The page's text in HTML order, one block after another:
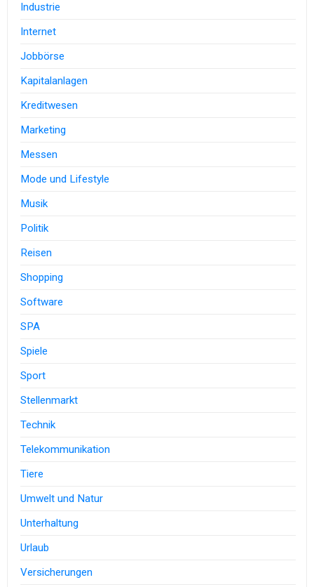
Industrie
Internet
Jobbörse
Kapitalanlagen
Kreditwesen
Marketing
Messen
Mode und Lifestyle
Musik
Politik
Reisen
Shopping
Software
SPA
Spiele
Sport
Stellenmarkt
Technik
Telekommunikation
Tiere
Umwelt und Natur
Unterhaltung
Urlaub
Versicherungen